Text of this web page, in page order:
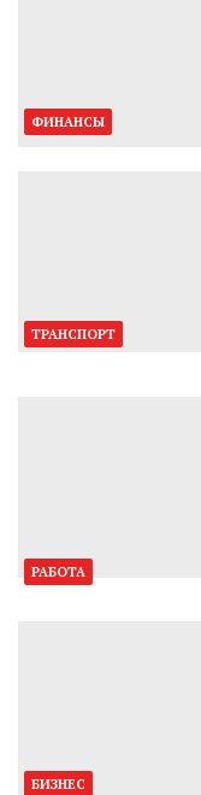
ФИНАНСЫ
ТРАНСПОРТ
РАБОТА
БИЗНЕС